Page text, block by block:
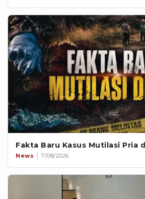
Fakta Baru Kasus Mutilasi Pria
News 7/08/2026